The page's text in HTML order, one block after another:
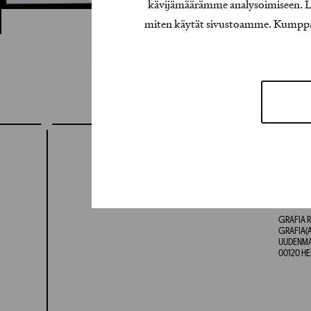
kävijämäärämme analysoimiseen.
miten käytät sivustoamme.
GRAFIA
00120